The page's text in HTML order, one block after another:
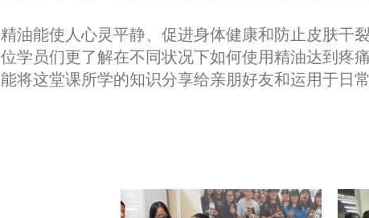
精油能使人心灵平静、促进身体健康和防止皮肤干
位学员们更了解在不同状况下如何使用精油达到疼
能将这堂课所学的知识分享给亲朋好友和运用于日